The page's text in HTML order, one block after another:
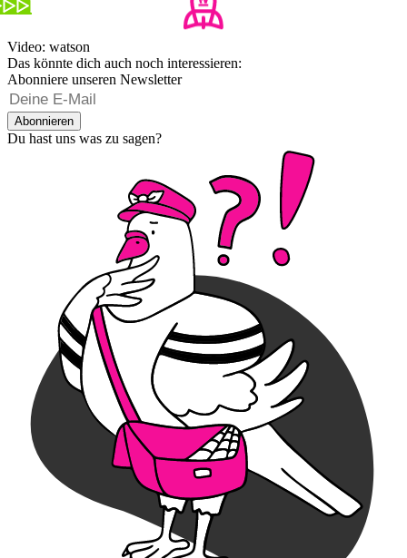
Video: watson
Das könnte dich auch noch interessieren:
Abonniere unseren Newsletter
Abonnieren
Du hast uns was zu sagen?